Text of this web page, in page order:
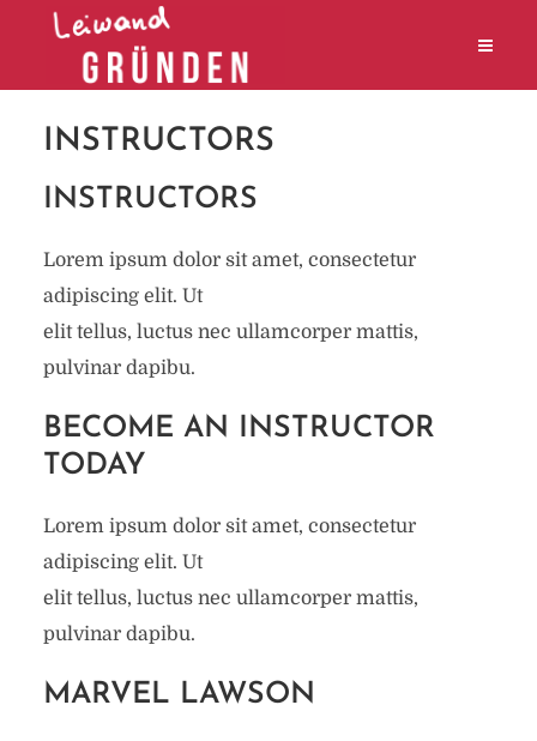
INSTRUCTORS
INSTRUCTORS
Lorem ipsum dolor sit amet, consectetur
adipiscing elit. Ut
elit tellus, luctus nec ullamcorper mattis,
pulvinar dapibu.
BECOME AN INSTRUCTOR
TODAY
Lorem ipsum dolor sit amet, consectetur
adipiscing elit. Ut
elit tellus, luctus nec ullamcorper mattis,
pulvinar dapibu.
MARVEL LAWSON